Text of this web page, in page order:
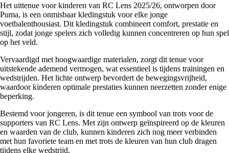
Het uittenue voor kinderen van RC Lens 2025/26, ontworpen door
Puma, is een onmisbaar kledingstuk voor elke jonge
voetbalenthousiast. Dit kledingstuk combineert comfort, prestatie en
stijl, zodat jonge spelers zich volledig kunnen concentreren op hun spel
op het veld.
Vervaardigd met hoogwaardige materialen, zorgt dit tenue voor
uitstekende ademend vermogen, wat essentieel is tijdens trainingen en
wedstrijden. Het lichte ontwerp bevordert de bewegingsvrijheid,
waardoor kinderen optimale prestaties kunnen neerzetten zonder enige
beperking.
Bestemd voor jongeren, is dit tenue een symbool van trots voor de
supporters van RC Lens. Met zijn ontwerp geïnspireerd op de kleuren
en waarden van de club, kunnen kinderen zich nog meer verbinden
met hun favoriete team en met trots de kleuren van hun club dragen
tijdens elke wedstrijd.